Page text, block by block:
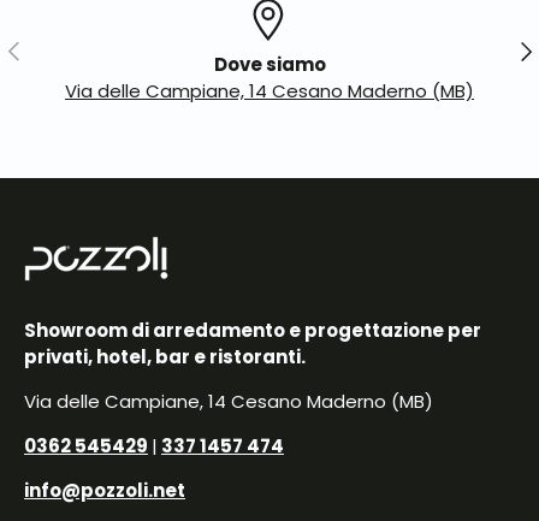
Indietro
Dove siamo
Via delle Campiane, 14 Cesano Maderno (MB)
Showroom di arredamento e progettazione per
privati, hotel, bar e ristoranti.
Via delle Campiane, 14 Cesano Maderno (MB)
0362 545429 | 337 1457 474
info@pozzoli.net